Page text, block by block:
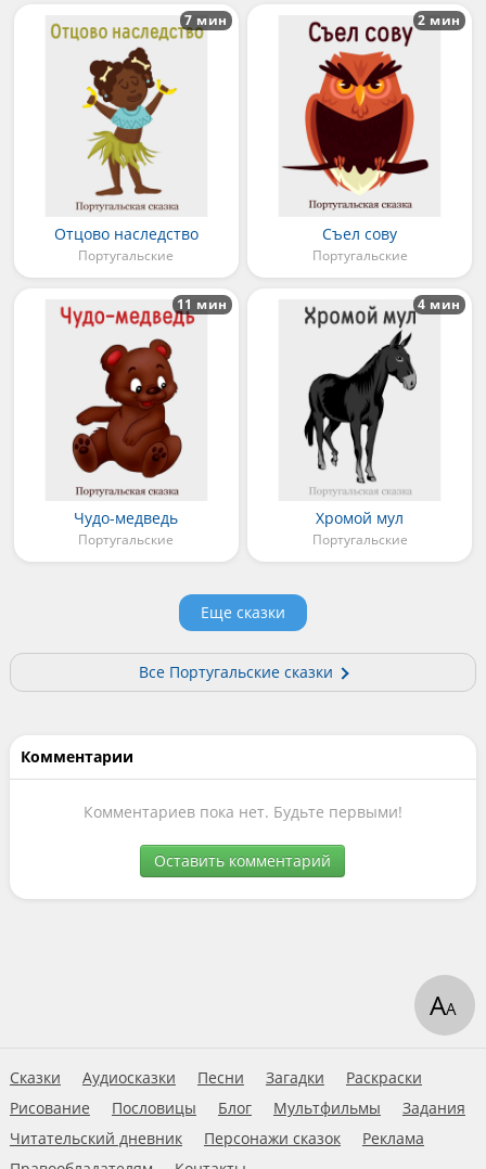
Отцово наследство
Португальские
7 мин
Съел сову
Португальские
2 мин
Чудо-медведь
Португальские
11 мин
Хромой мул
Португальские
4 мин
Еще сказки
Все Португальские сказки
Комментарии
Комментариев пока нет. Будьте первыми!
Оставить комментарий
Сказки Аудиосказки Песни Загадки
Раскраски
Рисование
Пословицы Блог Мультфильмы
Задания
Читательский дневник
Персонажи сказок
Реклама
АА